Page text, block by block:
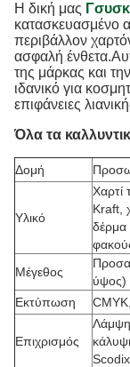
Η δική μας Γ
κατασκευασμένο
περιβάλλον
ασφαλή
της μάρκας και
ιδανικό για
επιφάνειες
Όλα τα
Δομή
Υλικό
Χαρτί
Kraft,
δέρμα
Μέγεθος
ύψος)
Εκτύπωση
Επιχρισμός
Λάμψη
Scodix